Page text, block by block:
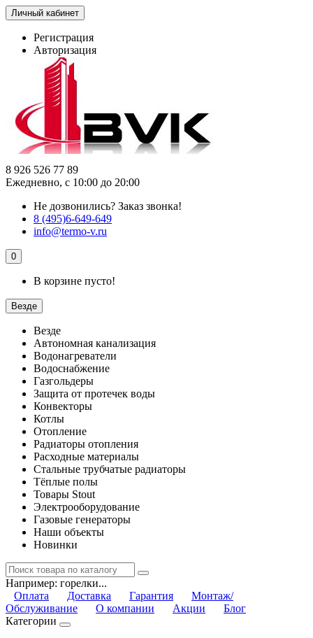
Личный кабинет
Регистрация
Авторизация
8 926 526 77 89
Ежедневно, с 10:00 до 20:00
Не дозвонились? Заказ звонка!
8 (495)6-649-649
info@termo-v.ru
0
В корзине пусто!
Везде
Везде
Автономная канализация
Водонагреватели
Водоснабжение
Газгольдеры
Защита от протечек воды
Конвекторы
Котлы
Отопление
Радиаторы отопления
Расходные материалы
Стальные трубчатые радиаторы
Тёплые полы
Товары Stout
Электрооборудование
Газовые генераторы
Наши объекты
Новинки
Например: горелки...
Оплата
Доставка Гарантия
Монтаж/
Обслуживание
О компании Акции
Блог
Категории